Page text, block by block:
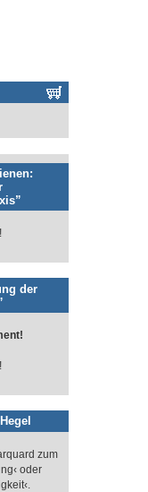
der
zum
oder